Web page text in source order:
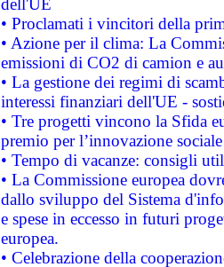
dell'UE
• Proclamati i vincitori della
• Azione per il clima: La
emissioni di CO2 di camion e
• La gestione dei regimi di
interessi finanziari dell'UE -
• Tre progetti vincono la Sfida
premio per l’innovazione sociale
• Tempo di vacanze: consigli
• La Commissione europea
dallo sviluppo del Sistema
e spese in eccesso in futuri
europea.
• Celebrazione della